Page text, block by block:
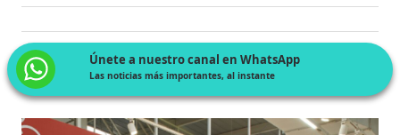
Únete a nuestro canal en WhatsApp
Las noticias más importantes, al instante